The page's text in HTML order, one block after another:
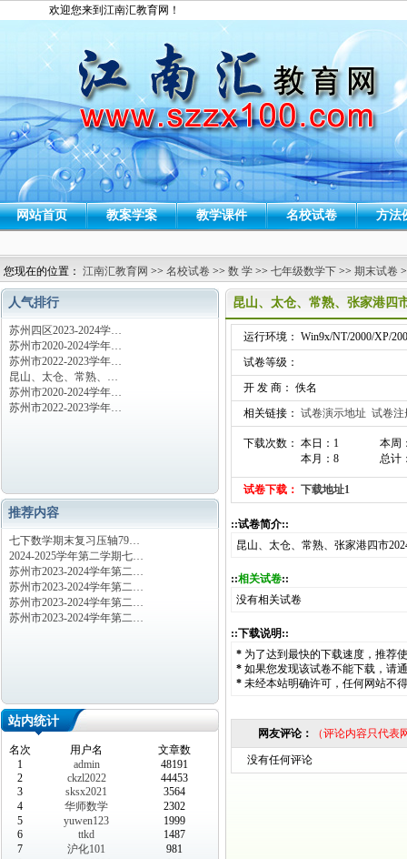
欢迎您来到江南汇教育网！
网站首页 教案学案 教学课件 名校试卷 方法
您现在的位置： 江南汇教育网 >> 名校试卷 >> 数 学 >> 七年级数学下 >> 期末试卷
人气排行
苏州四区2023-2024学…
苏州市2020-2024学年…
苏州市2022-2023学年…
昆山、太仓、常熟、…
苏州市2020-2024学年…
苏州市2022-2023学年…
推荐内容
七下数学期末复习压轴79…
2024-2025学年第二学期七…
苏州市2023-2024学年第二…
苏州市2023-2024学年第二…
苏州市2023-2024学年第二…
苏州市2023-2024学年第二…
站内统计
名次 用户名
文章数
1
admin
48191
2
ckzl2022
44453
3
sksx2021
3564
4
华师数学
2302
5
yuwen123
1999
6
ttkd
1487
7
沪化101
981
昆山、太仓、常熟、张家港四
运行环境： Win9x/NT/2000/XP/
试卷等级：
开 发 商： 佚名
相关链接： 试卷演示地址 试卷注
下载次数： 本日：1
本月：8
本周
总计
试卷下载： 下载地址1
::试卷简介::
昆山、太仓、常熟、张家港四市
::相关试卷::
没有相关试卷
::下载说明::
* 为了达到最快的下载速度，推荐
* 如果您发现该试卷不能下载，请
* 未经本站明确许可，任何网站不
网友评论： （评论内容只代
没有任何评论